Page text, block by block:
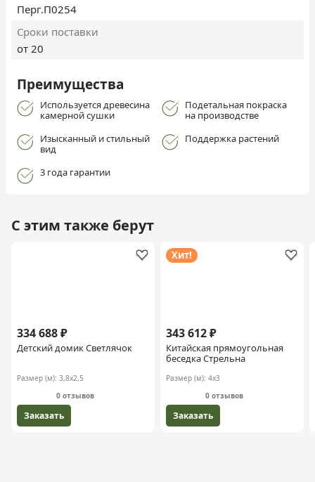
Перг.П0254
Сроки поставки
от 20
Преимущества
Используется древесина
камерной сушки
Подетальная покраска
на производстве
Изысканный и стильный
вид
Поддержка растений
3 года гарантии
С этим также берут
334 688 ₽
Детский домик Светлячок
Размер (м): 3,8х2,5
0 отзывов
Заказать
Хит!
343 612 ₽
Китайская прямоугольная
беседка Стрельна
Размер (м): 4х3
0 отзывов
Заказать